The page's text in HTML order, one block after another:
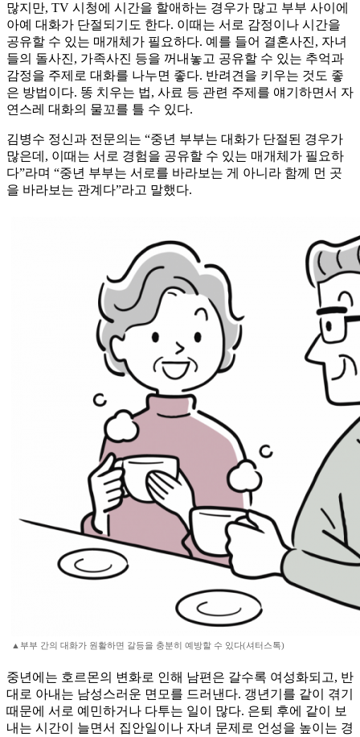
많지만, TV 시청에 시간을 할애하는 경우가 많고 부부 사이에
아예 대화가 단절되기도 한다. 이때는 서로 감정이나 시간을
공유할 수 있는 매개체가 필요하다. 예를 들어 결혼사진, 자녀
들의 돌사진, 가족사진 등을 꺼내놓고 공유할 수 있는 추억과
감정을 주제로 대화를 나누면 좋다. 반려견을 키우는 것도 좋
은 방법이다. 똥 치우는 법, 사료 등 관련 주제를 얘기하면서 자
연스레 대화의 물꼬를 틀 수 있다.
김병수 정신과 전문의는 “중년 부부는 대화가 단절된 경우가
많은데, 이때는 서로 경험을 공유할 수 있는 매개체가 필요하
다”라며 “중년 부부는 서로를 바라보는 게 아니라 함께 먼 곳
을 바라보는 관계다”라고 말했다.
▲부부 간의 대화가 원활하면 갈등을 충분히 예방할 수 있다(셔터스톡)
중년에는 호르몬의 변화로 인해 남편은 갈수록 여성화되고, 반
대로 아내는 남성스러운 면모를 드러낸다. 갱년기를 같이 겪기
때문에 서로 예민하거나 다투는 일이 많다. 은퇴 후에 같이 보
내는 시간이 늘면서 집안일이나 자녀 문제로 언성을 높이는 경